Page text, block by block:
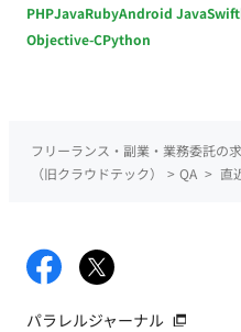
PHPJavaRubyAndroid JavaSwift
Objective-CPython
フリーランス・副業・業務委託の
（旧クラウドテック）
> QA > 直
パラレルジャーナル